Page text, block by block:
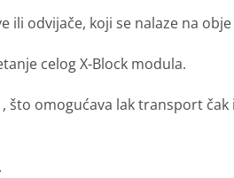
ili odvijače, koji se nalaze na
celog X-Block modula.
omogućava lak transport